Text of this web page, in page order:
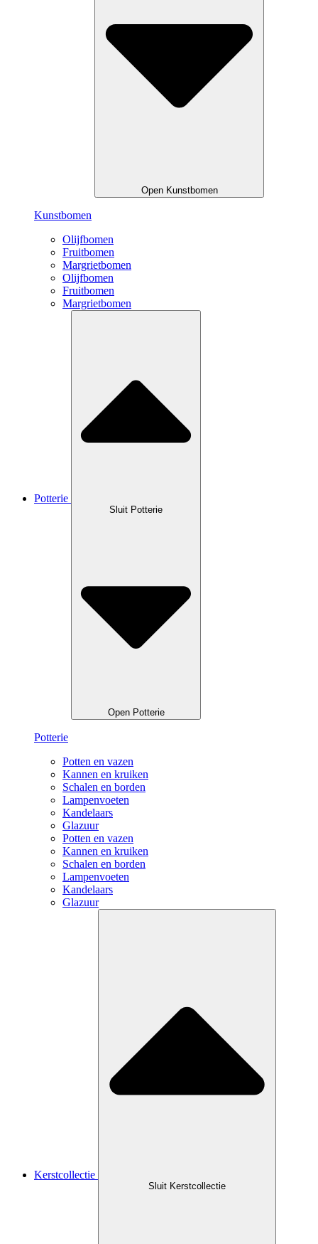
Open Kunstbomen
Kunstbomen
Olijfbomen
Fruitbomen
Margrietbomen
Olijfbomen
Fruitbomen
Margrietbomen
Potterie
Sluit Potterie
Open Potterie
Potterie
Potten en vazen
Kannen en kruiken
Schalen en borden
Lampenvoeten
Kandelaars
Glazuur
Potten en vazen
Kannen en kruiken
Schalen en borden
Lampenvoeten
Kandelaars
Glazuur
Kerstcollectie
Sluit Kerstcollectie